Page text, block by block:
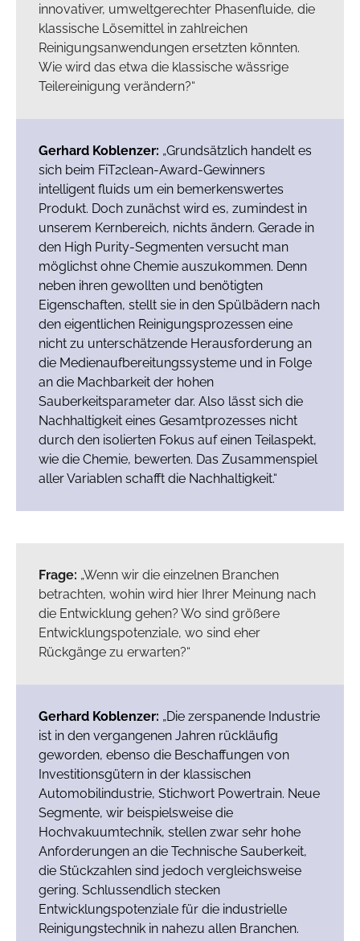
innovativer, umweltgerechter Phasenfluide, die
klassische Lösemittel in zahlreichen
Reinigungsanwendungen ersetzten könnten.
Wie wird das etwa die klassische wässrige
Teilereinigung verändern?“
Gerhard Koblenzer: „Grundsätzlich handelt es
sich beim FiT2clean-Award-Gewinners
intelligent fluids um ein bemerkenswertes
Produkt. Doch zunächst wird es, zumindest in
unserem Kernbereich, nichts ändern. Gerade in
den High Purity-Segmenten versucht man
möglichst ohne Chemie auszukommen. Denn
neben ihren gewollten und benötigten
Eigenschaften, stellt sie in den Spülbädern nach
den eigentlichen Reinigungsprozessen eine
nicht zu unterschätzende Herausforderung an
die Medienaufbereitungssysteme und in Folge
an die Machbarkeit der hohen
Sauberkeitsparameter dar. Also lässt sich die
Nachhaltigkeit eines Gesamtprozesses nicht
durch den isolierten Fokus auf einen Teilaspekt,
wie die Chemie, bewerten. Das Zusammenspiel
aller Variablen schafft die Nachhaltigkeit.“
Frage: „Wenn wir die einzelnen Branchen
betrachten, wohin wird hier Ihrer Meinung nach
die Entwicklung gehen? Wo sind größere
Entwicklungspotenziale, wo sind eher
Rückgänge zu erwarten?“
Gerhard Koblenzer: „Die zerspanende Industrie
ist in den vergangenen Jahren rückläufig
geworden, ebenso die Beschaffungen von
Investitionsgütern in der klassischen
Automobilindustrie, Stichwort Powertrain. Neue
Segmente, wir beispielsweise die
Hochvakuumtechnik, stellen zwar sehr hohe
Anforderungen an die Technische Sauberkeit,
die Stückzahlen sind jedoch vergleichsweise
gering. Schlussendlich stecken
Entwicklungspotenziale für die industrielle
Reinigungstechnik in nahezu allen Branchen.